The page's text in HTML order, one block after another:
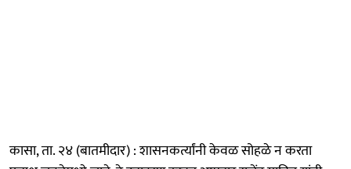
कासा, ता. २४ (बातमीदार) : शासनकर्त्यांनी केवळ सोहळे न करता